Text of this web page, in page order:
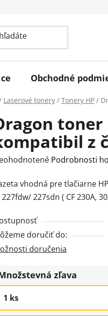
Obchodné
Domov
Laserové tonery / Tonery HP /
toner
z
Podrobnosti
vhodná pre tlačiarne
227fdw/ 227sdn ( CF 230A,
doručiť do:
doručenia
zľava
1 ks